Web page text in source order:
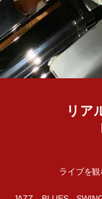
リア
ライブを